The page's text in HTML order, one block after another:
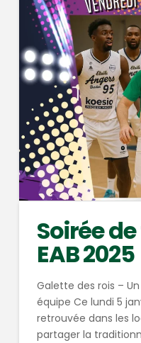
Soirée
EAB 2025
Galette des rois –
équipe Ce lundi 5
retrouvée dans les
partager la